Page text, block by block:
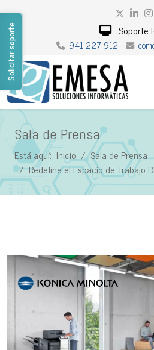
Solicitar soporte Soporte
941 227 912
Sala de Prensa
Está aquí: Inicio
Sala de Prensa
Redefine el Espacio de Trabajo
Sala de Prensa